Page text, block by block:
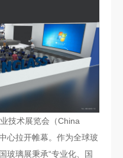
技术展览会（China
心拉开帷幕。作为全球玻
玻璃展秉承“专业化、国